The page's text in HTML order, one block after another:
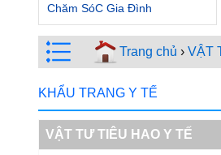
Chăm SóC Gia Đình
Trang chủ › VẬT
KHẨU TRANG Y TẾ
VẬT TƯ TIÊU HAO Y TẾ